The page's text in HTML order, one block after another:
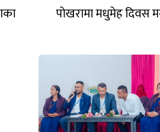
पोखरामा मधुमेह दिवस